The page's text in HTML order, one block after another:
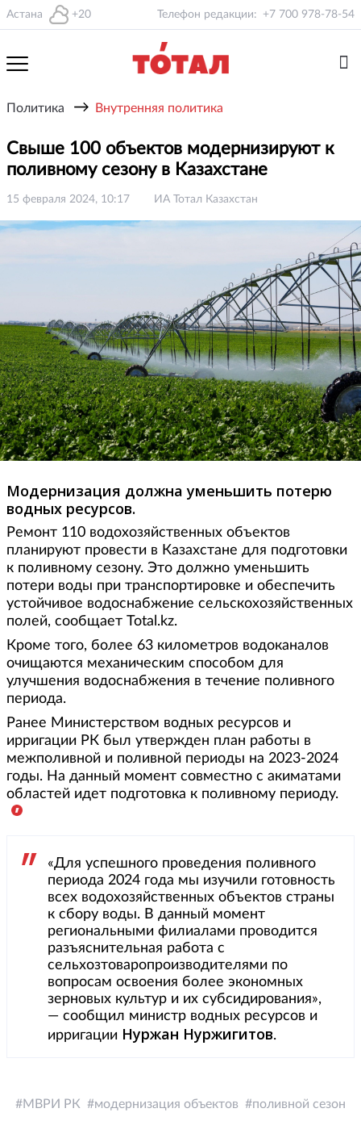
Астана +20 Телефон редакции: +7 700 978-78-54
Политика → Внутренняя политика
Свыше 100 объектов модернизируют к
поливному сезону в Казахстане
15 февраля 2024, 10:17 ИА Тотал Казахстан
Модернизация должна уменьшить потерю
водных ресурсов.
Ремонт 110 водохозяйственных объектов
планируют провести в Казахстане для подготовки
к поливному сезону. Это должно уменьшить
потери воды при транспортировке и обеспечить
устойчивое водоснабжение сельскохозяйственных
полей, сообщает Total.kz.
Кроме того, более 63 километров водоканалов
очищаются механическим способом для
улучшения водоснабжения в течение поливного
периода.
Ранее Министерством водных ресурсов и
ирригации РК был утвержден план работы в
межполивной и поливной периоды на 2023-2024
годы. На данный момент совместно с акиматами
областей идет подготовка к поливному периоду.
«Для успешного проведения поливного
периода 2024 года мы изучили готовность
всех водохозяйственных объектов страны
к сбору воды. В данный момент
региональными филиалами проводится
разъяснительная работа с
сельхозтоваропроизводителями по
вопросам освоения более экономных
зерновых культур и их субсидирования»,
— сообщил министр водных ресурсов и
ирригации Нуржан Нуржигитов.
МВРИ РК модернизация объектов поливной сезон